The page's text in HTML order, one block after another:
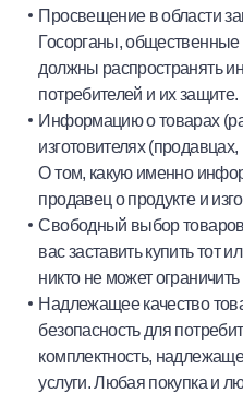
Просвещение в области
Госорганы,
должны распространять
потребителей и их защите.
Информацию о товарах
изготовителях
О том, какую именно
продавец о продукте и
Свободный выбор товаров
вас заставить купить тот
никто не может
Надлежащее качество
безопасность для
комплектность,
услуги. Любая покупка и